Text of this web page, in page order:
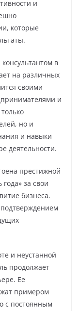
и
которые
в
на различных
своими
и
но и
и навыки
деятельности.
престижной
за свои
бизнеса.
и неустанной
продолжает
Ее
примером
с постоянным